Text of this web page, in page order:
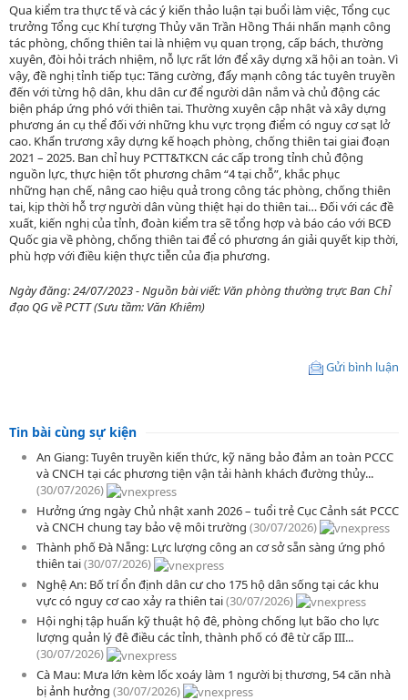
Qua kiểm tra thực tế và các ý kiến thảo luận tại buổi làm việc, Tổng cục
trưởng Tổng cục Khí tượng Thủy văn Trần Hồng Thái nhấn mạnh công
tác phòng, chống thiên tai là nhiệm vụ quan trọng, cấp bách, thường
xuyên, đòi hỏi trách nhiệm, nỗ lực rất lớn để xây dựng xã hội an toàn. Vì
vậy, đề nghị tỉnh tiếp tục: Tăng cường, đẩy mạnh công tác tuyên truyền
đến với từng hộ dân, khu dân cư để người dân nắm và chủ động các
biện pháp ứng phó với thiên tai. Thường xuyên cập nhật và xây dựng
phương án cụ thể đối với những khu vực trọng điểm có nguy cơ sạt lở
cao. Khẩn trương xây dựng kế hoạch phòng, chống thiên tai giai đoạn
2021 – 2025. Ban chỉ huy PCTT&TKCN các cấp trong tỉnh chủ động
nguồn lực, thực hiện tốt phương châm “4 tại chỗ”, khắc phục
những hạn chế, nâng cao hiệu quả trong công tác phòng, chống thiên
tai, kịp thời hỗ trợ người dân vùng thiệt hại do thiên tai… Đối với các đề
xuất, kiến nghị của tỉnh, đoàn kiểm tra sẽ tổng hợp và báo cáo với BCĐ
Quốc gia về phòng, chống thiên tai để có phương án giải quyết kịp thời,
phù hợp với điều kiện thực tiễn của địa phương.
Ngày đăng: 24/07/2023 - Nguồn bài viết: Văn phòng thường trực Ban Chỉ
đạo QG về PCTT (Sưu tầm: Văn Khiêm)
Gửi bình luận
Tin bài cùng sự kiện
An Giang: Tuyên truyền kiến thức, kỹ năng bảo đảm an toàn PCCC
và CNCH tại các phương tiện vận tải hành khách đường thủy...
(30/07/2026)
Hưởng ứng ngày Chủ nhật xanh 2026 – tuổi trẻ Cục Cảnh sát PCCC
và CNCH chung tay bảo vệ môi trường (30/07/2026)
Thành phố Đà Nẵng: Lực lượng công an cơ sở sẵn sàng ứng phó
thiên tai(30/07/2026)
Nghệ An: Bố trí ổn định dân cư cho 175 hộ dân sống tại các khu
vực có nguy cơ cao xảy ra thiên tai(30/07/2026)
Hội nghị tập huấn kỹ thuật hộ đê, phòng chống lụt bão cho lực
lượng quản lý đê điều các tỉnh, thành phố có đê từ cấp III...
(30/07/2026)
Cà Mau: Mưa lớn kèm lốc xoáy làm 1 người bị thương, 54 căn nhà
bị ảnh hưởng (30/07/2026)